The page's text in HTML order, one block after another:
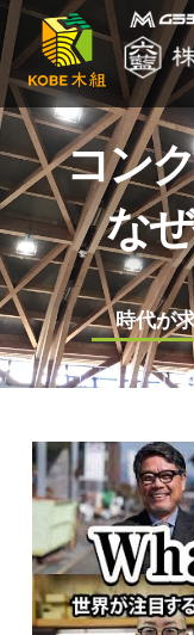
木
組
×SDGs
で
に
求
め
ら
れ
る
コン
な
時代が